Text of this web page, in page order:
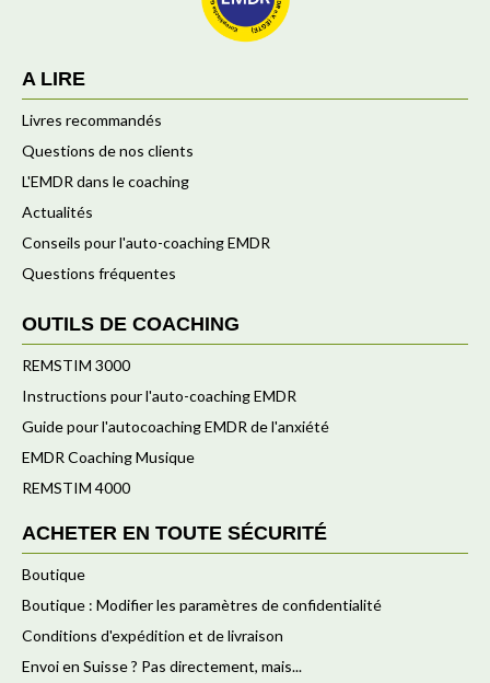
A LIRE
Livres recommandés
Questions de nos clients
L'EMDR dans le coaching
Actualités
Conseils pour l'auto-coaching EMDR
Questions fréquentes
OUTILS DE COACHING
REMSTIM 3000
Instructions pour l'auto-coaching EMDR
Guide pour l'autocoaching EMDR de l'anxiété
EMDR Coaching Musique
REMSTIM 4000
ACHETER EN TOUTE SÉCURITÉ
Boutique
Boutique : Modifier les paramètres de confidentialité
Conditions d'expédition et de livraison
Envoi en Suisse ? Pas directement, mais...